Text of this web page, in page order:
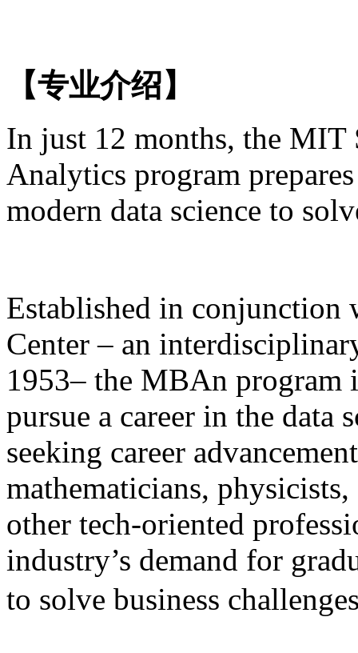
【专业介绍】
In just 12 months, the MIT
Analytics program
modern data science to
Established in conjunction
Center – an
1953– the MBAn program
pursue a career in the data
seeking career
mathematicians,
other tech-oriented
industry’s demand for
to solve business